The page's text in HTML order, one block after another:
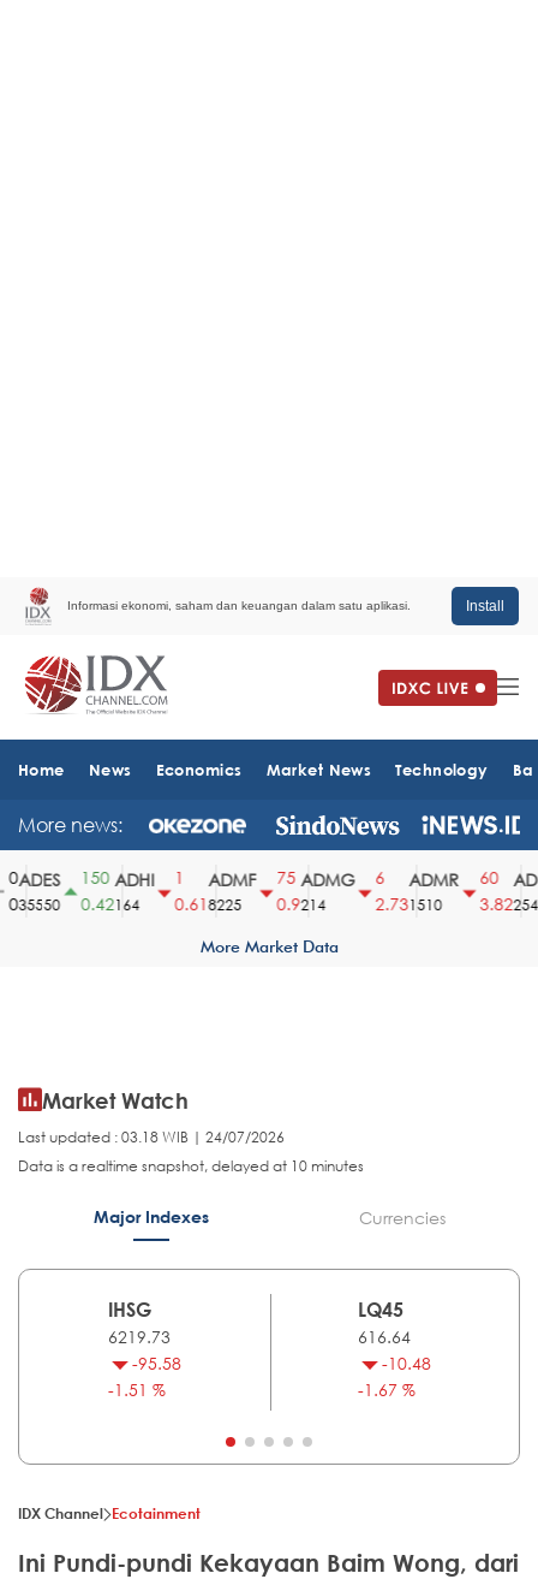
Informasi ekonomi, saham dan keuangan dalam satu aplikasi. Install
Home News Economics Market News Technology
More news:
ADES
35550
150
0.42
ADHI
164
0.61
ADMF
8225
75
0.9
ADMG
214
2.73
ADMR
1510
60
3.822540
More Market Data
Market Watch
Last updated : 03.18 WIB | 24/07/2026
Data is a realtime snapshot, delayed at 10 minutes
Major Indexes Currencies
IHSG
6219.73
-95.58
-1.51 %
LQ45
616.64
-10.48
-1.67 %
IDX Channel Ecotainment
Ini Pundi-pundi Kekayaan Baim Wong, dari